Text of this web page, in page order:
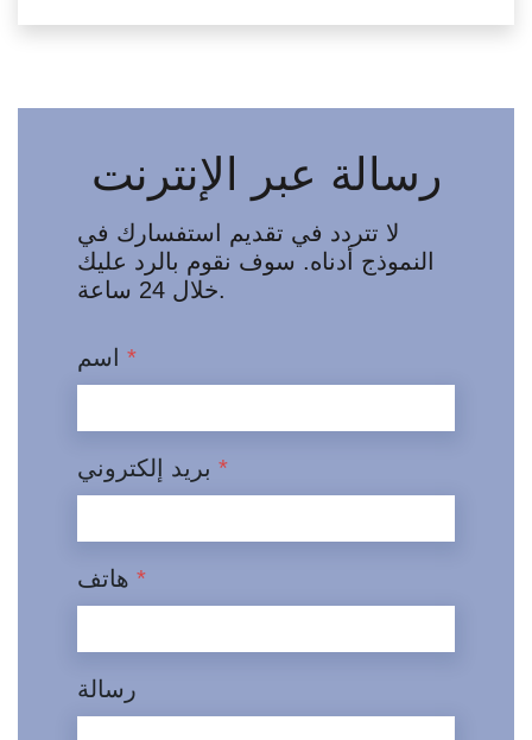
رسالة عبر الإنترنت
لا تتردد في تقديم استفسارك في
النموذج أدناه. سوف نقوم بالرد عليك
خلال 24 ساعة.
*
*
*
رسالة